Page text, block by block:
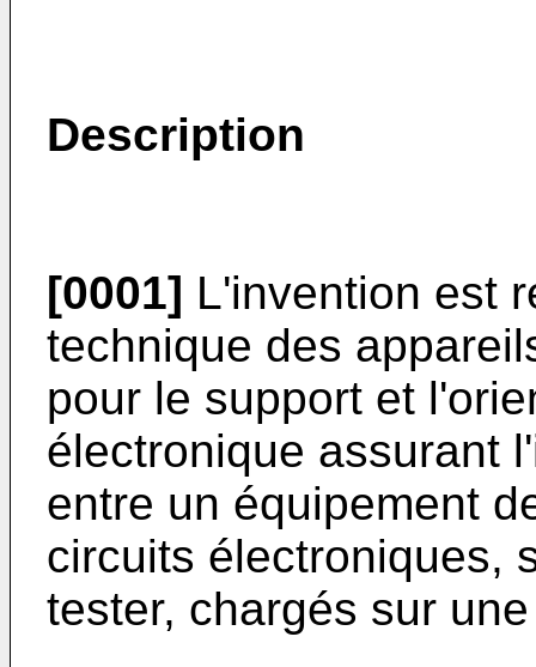
Description
[0001] L'invention est
technique des
pour le support et
électronique assurant
entre un équipement
circuits électroniques,
tester, chargés sur